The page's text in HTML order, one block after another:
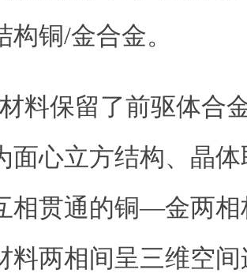
构铜/金合金。
保留了前驱体合
面心立方结构、晶
相贯通的铜—金两相
料两相间呈三维空